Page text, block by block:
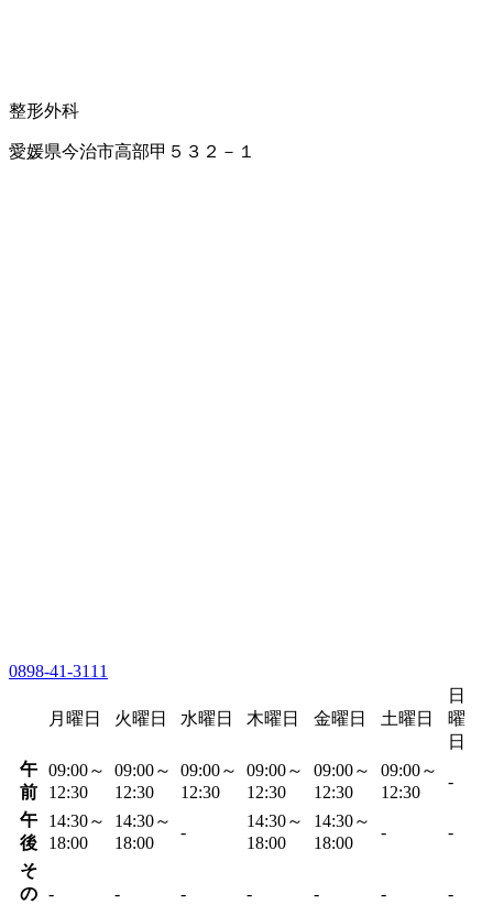
整形外科
愛媛県今治市高部甲５３２－１
0898-41-3111
月曜日 火曜日 水曜日 木曜日 金曜日 土曜日
日
曜
日
午
前
09:00～
12:30
09:00～
12:30
09:00～
12:30
09:00～
12:30
09:00～
12:30
09:00～
12:30
-
午
後
14:30～
18:00
14:30～
18:00
-
14:30～
18:00
14:30～
18:00
- -
そ
の
- - - - - - -